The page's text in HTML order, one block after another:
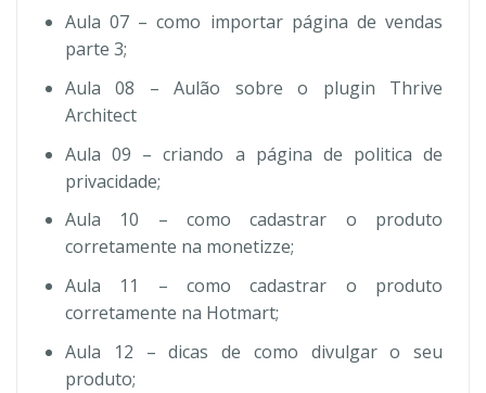
Aula 07 – como importar página de vendas
parte 3;
Aula 08 – Aulão sobre o plugin Thrive
Architect
Aula 09 – criando a página de politica de
privacidade;
Aula 10 – como cadastrar o produto
corretamente na monetizze;
Aula 11 – como cadastrar o produto
corretamente na Hotmart;
Aula 12 – dicas de como divulgar o seu
produto;